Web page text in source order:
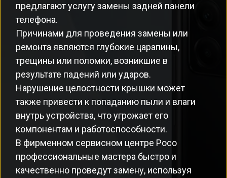
предлагают услугу замены задней панели
телефона.
Причинами для проведения замены или
ремонта являются глубокие царапины,
трещины или поломки, возникшие в
результате падений или ударов.
Нарушение целостности крышки может
также привести к попаданию пыли и влаги
внутрь устройства, что угрожает его
компонентам и работоспособности.
В фирменном сервисном центре Poco
профессиональные мастера быстро и
качественно проведут замену, используя